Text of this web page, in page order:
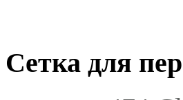
Сетка для